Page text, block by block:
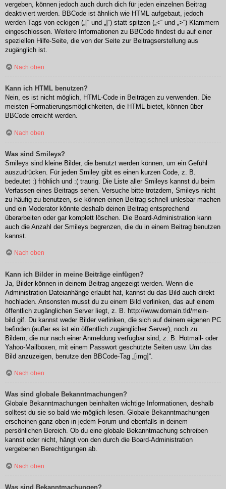
vergeben, können jedoch auch durch dich für jeden einzelnen Beitrag
deaktiviert werden. BBCode ist ähnlich wie HTML aufgebaut, jedoch
werden Tags von eckigen („[“ und „]“) statt spitzen („<“ und „>“) Klammern
eingeschlossen. Weitere Informationen zu BBCode findest du auf einer
speziellen Hilfe-Seite, die von der Seite zur Beitragserstellung aus
zugänglich ist.
Nach oben
Kann ich HTML benutzen?
Nein, es ist nicht möglich, HTML-Code in Beiträgen zu verwenden. Die
meisten Formatierungsmöglichkeiten, die HTML bietet, können über
BBCode erreicht werden.
Nach oben
Was sind Smileys?
Smileys sind kleine Bilder, die benutzt werden können, um ein Gefühl
auszudrücken. Für jeden Smiley gibt es einen kurzen Code, z. B.
bedeutet :) fröhlich und :( traurig. Die Liste aller Smileys kannst du beim
Verfassen eines Beitrags sehen. Versuche bitte trotzdem, Smileys nicht
zu häufig zu benutzen, sie können einen Beitrag schnell unlesbar machen
und ein Moderator könnte deshalb deinen Beitrag entsprechend
überarbeiten oder gar komplett löschen. Die Board-Administration kann
auch die Anzahl der Smileys begrenzen, die du in einem Beitrag benutzen
kannst.
Nach oben
Kann ich Bilder in meine Beiträge einfügen?
Ja, Bilder können in deinem Beitrag angezeigt werden. Wenn die
Administration Dateianhänge erlaubt hat, kannst du das Bild auch direkt
hochladen. Ansonsten musst du zu einem Bild verlinken, das auf einem
öffentlich zugänglichen Server liegt, z. B. http://www.domain.tld/mein-
bild.gif. Du kannst weder Bilder verlinken, die sich auf deinem eigenen PC
befinden (außer es ist ein öffentlich zugänglicher Server), noch zu
Bildern, die nur nach einer Anmeldung verfügbar sind, z. B. Hotmail- oder
Yahoo-Mailboxen, mit einem Passwort geschützte Seiten usw. Um das
Bild anzuzeigen, benutze den BBCode-Tag „[img]“.
Nach oben
Was sind globale Bekanntmachungen?
Globale Bekanntmachungen beinhalten wichtige Informationen, deshalb
solltest du sie so bald wie möglich lesen. Globale Bekanntmachungen
erscheinen ganz oben in jedem Forum und ebenfalls in deinem
persönlichen Bereich. Ob du eine globale Bekanntmachung schreiben
kannst oder nicht, hängt von den durch die Board-Administration
vergebenen Berechtigungen ab.
Nach oben
Was sind Bekanntmachungen?